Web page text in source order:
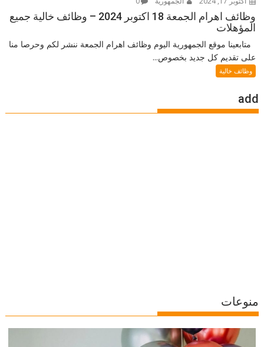
وظائف اهرام الجمعة 18 اكتوبر 2024 – وظائف خالية جميع
المؤهلات
متابعينا موقع الجمهورية اليوم وظائف اهرام الجمعة ننشر لكم وحرصا منا
على تقديم كل جديد بخصوص...
وظائف خالية
add
منوعات